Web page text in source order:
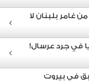
غامر بلبنان لا
في جرد عرسال!
في بيروت